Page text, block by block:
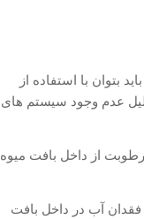
بتوان با استفاده از
عدم وجود سیستم های
از داخل بافت میوه
فقدان آب در داخل بافت